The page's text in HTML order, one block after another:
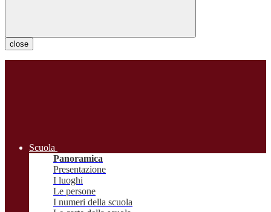
close
Scuola
Panoramica
Presentazione
I luoghi
Le persone
I numeri della scuola